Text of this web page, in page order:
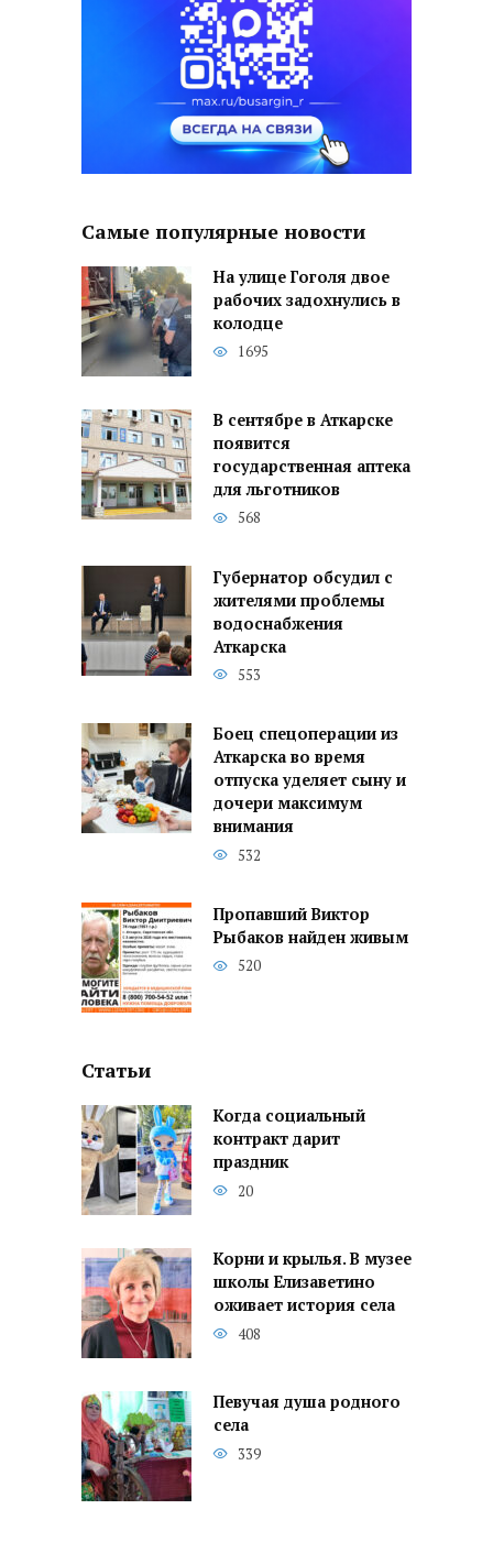
Самые популярные новости
На улице Гоголя двое
рабочих задохнулись в
колодце
1695
В сентябре в Аткарске
появится
государственная аптека
для льготников
568
Губернатор обсудил с
жителями проблемы
водоснабжения
Аткарска
553
Боец спецоперации из
Аткарска во время
отпуска уделяет сыну и
дочери максимум
внимания
532
Пропавший Виктор
Рыбаков найден живым
520
Статьи
Когда социальный
контракт дарит
праздник
20
Корни и крылья. В музее
школы Елизаветино
оживает история села
408
Певучая душа родного
села
339